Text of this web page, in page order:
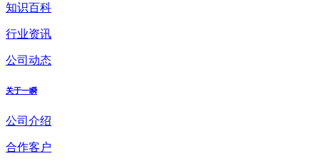
知识百科
行业资讯
公司动态
关于一瞬
公司介绍
合作客户